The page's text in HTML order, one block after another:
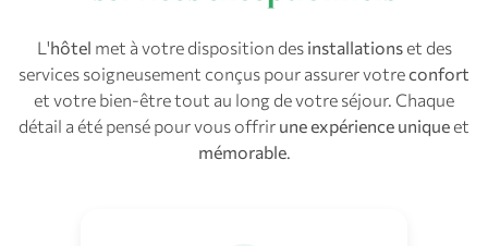
L'hôtel met à votre disposition des installationset des
services soigneusement conçus pour assurer votreconfort
et votre bien-être tout au long de votre séjour. Chaque
détail a été pensé pour vous offrir une expérience unique et
mémorable.